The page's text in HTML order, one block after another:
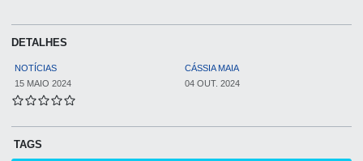
DETALHES
NOTÍCIAS
CÁSSIA MAIA
15 MAIO 2024
04 OUT. 2024
TAGS